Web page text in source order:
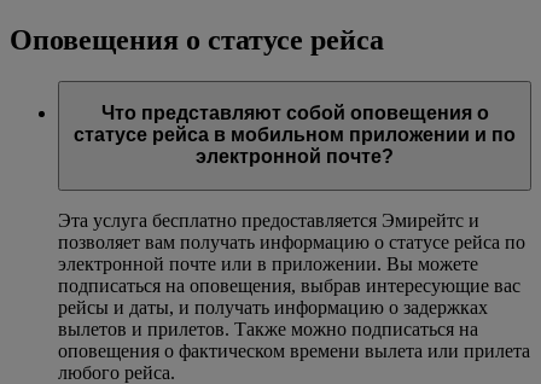
Оповещения о статусе рейса
Что представляют собой оповещения о
статусе рейса в мобильном приложении и по
электронной почте?
Эта услуга бесплатно предоставляется Эмирейтс и
позволяет вам получать информацию о статусе рейса по
электронной почте или в приложении. Вы можете
подписаться на оповещения, выбрав интересующие вас
рейсы и даты, и получать информацию о задержках
вылетов и прилетов. Также можно подписаться на
оповещения о фактическом времени вылета или прилета
любого рейса.